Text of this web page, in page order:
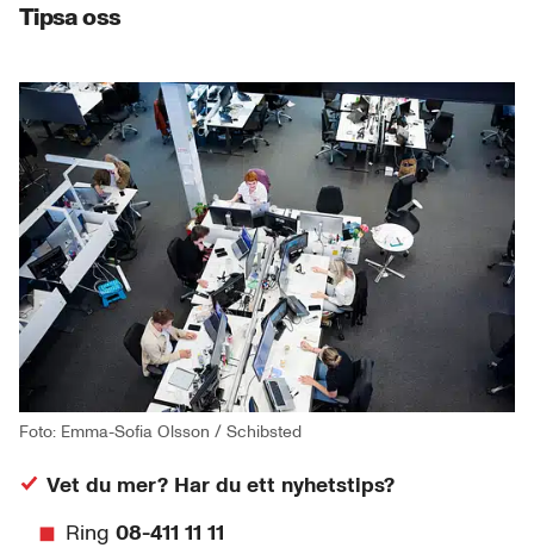
Tipsa oss
Foto: Emma-Sofia Olsson / Schibsted
Vet du mer? Har du ett nyhetstips?
Ring 08-411 11 11